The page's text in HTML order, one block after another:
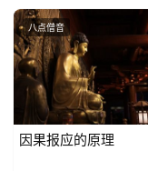
八点僧音
因果报应的原理